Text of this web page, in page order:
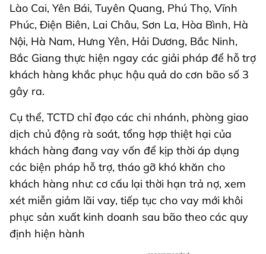
Lào Cai, Yên Bái, Tuyên Quang, Phú Thọ, Vĩnh
Phúc, Điện Biên, Lai Châu, Sơn La, Hòa Bình, Hà
Nội, Hà Nam, Hưng Yên, Hải Dương, Bắc Ninh,
Bắc Giang thực hiện ngay các giải pháp để hỗ trợ
khách hàng khắc phục hậu quả do cơn bão số 3
gây ra.
Cụ thể, TCTD chỉ đạo các chi nhánh, phòng giao
dịch chủ động rà soát, tổng hợp thiệt hại của
khách hàng đang vay vốn để kịp thời áp dụng
các biện pháp hỗ trợ, tháo gỡ khó khăn cho
khách hàng như: cơ cấu lại thời hạn trả nợ, xem
xét miễn giảm lãi vay, tiếp tục cho vay mới khôi
phục sản xuất kinh doanh sau bão theo các quy
định hiện hành